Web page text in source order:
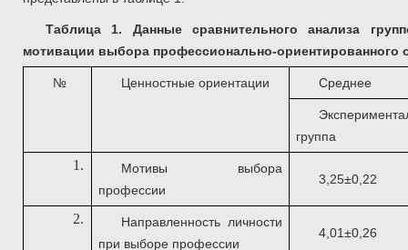
Таблица 1. Данные сравнительного анализа
мотивации выбора профессионально-ориентированного
№ Ценностные ориентации Среднее
группа
1.
Мотивы выбора
профессии
3,25±0,22
2.
Направленность личности
при выборе профессии
4,01±0,26